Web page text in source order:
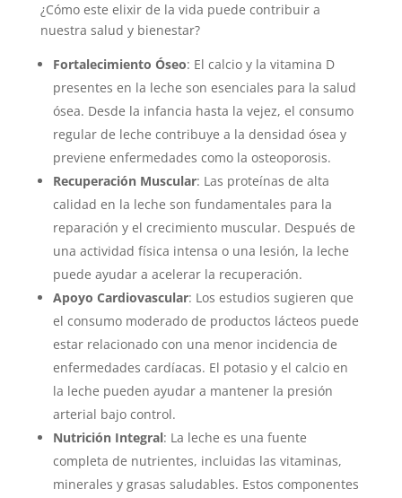
¿Cómo este elixir de la vida puede contribuir a
nuestra salud y bienestar?
Fortalecimiento Óseo: El calcio y la vitamina D
presentes en la leche son esenciales para la salud
ósea. Desde la infancia hasta la vejez, el consumo
regular de leche contribuye a la densidad ósea y
previene enfermedades como la osteoporosis.
Recuperación Muscular: Las proteínas de alta
calidad en la leche son fundamentales para la
reparación y el crecimiento muscular. Después de
una actividad física intensa o una lesión, la leche
puede ayudar a acelerar la recuperación.
Apoyo Cardiovascular: Los estudios sugieren que
el consumo moderado de productos lácteos puede
estar relacionado con una menor incidencia de
enfermedades cardíacas. El potasio y el calcio en
la leche pueden ayudar a mantener la presión
arterial bajo control.
Nutrición Integral: La leche es una fuente
completa de nutrientes, incluidas las vitaminas,
minerales y grasas saludables. Estos componentes